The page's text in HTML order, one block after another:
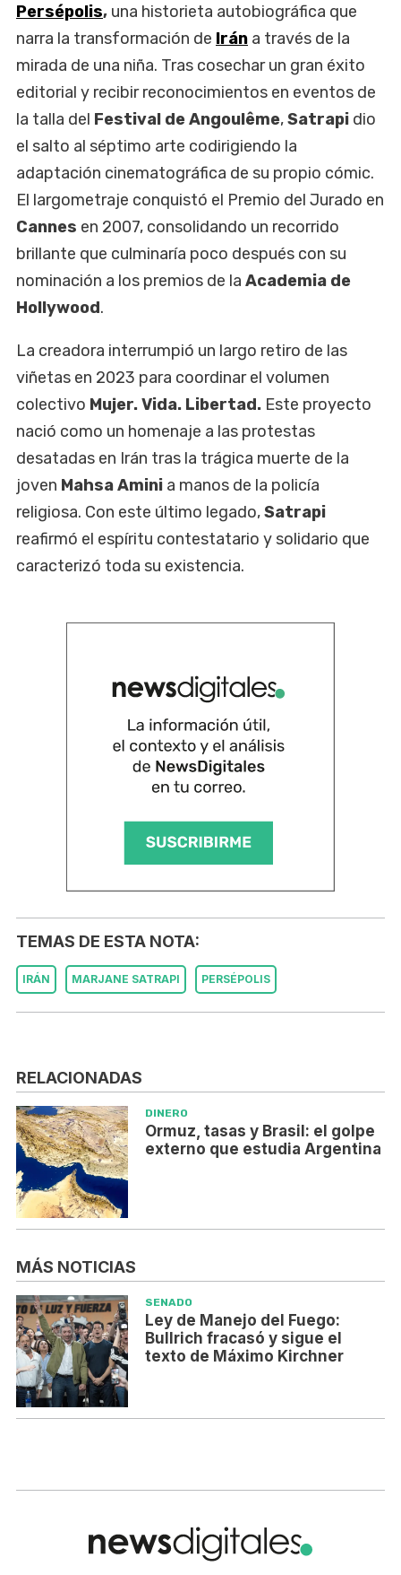
Persépolis, una historieta autobiográfica que
narra la transformación de Irán a través de la
mirada de una niña. Tras cosechar un gran éxito
editorial y recibir reconocimientos en eventos de
la talla del Festival de Angoulême,Satrapi dio
el salto al séptimo arte codirigiendo la
adaptación cinematográfica de su propio cómic.
El largometraje conquistó el Premio del Jurado en
Cannes en 2007, consolidando un recorrido
brillante que culminaría poco después con su
nominación a los premios de la Academia de
Hollywood.
La creadora interrumpió un largo retiro de las
viñetas en 2023 para coordinar el volumen
colectivo Mujer. Vida. Libertad. Este proyecto
nació como un homenaje a las protestas
desatadas en Irán tras la trágica muerte de la
joven Mahsa Amini a manos de la policía
religiosa. Con este último legado,Satrapi
reafirmó el espíritu contestatario y solidario que
caracterizó toda su existencia.
TEMAS DE ESTA NOTA:
IRÁN MARJANE SATRAPI PERSÉPOLIS
RELACIONADAS
DINERO
Ormuz, tasas y Brasil: el golpe
externo que estudia Argentina
MÁS NOTICIAS
SENADO
Ley de Manejo del Fuego:
Bullrich fracasó y sigue el
texto de Máximo Kirchner